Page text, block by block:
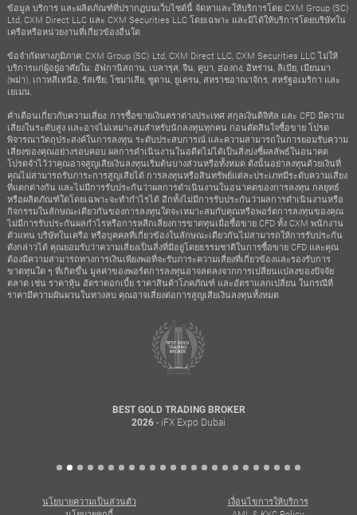
ข้อมูล บริการ และผลิตภัณฑ์ที่ปรากฏบนเว็บไซต์นี้ จัดหาและให้บริการโดย CXM Group (SC)
Ltd, CXM Direct LLC และ CXM Securities LLC โดยเฉพาะ และมิได้ให้บริการโดยบริษัทใน
เครือหรือหน่วยงานที่เกี่ยวข้องอื่นใด
ข้อจำกัดทางภูมิภาค: CXM Group (SC) Ltd, CXM Direct LLC, CXM Securities LLC ไม่ให้
บริการแก่ผู้อยู่อาศัยใน: อัฟกานิสถาน, เบลารุส, จีน, คูบา, ฮ่องกง, อิหร่าน, ลิเบีย, เมียนมา
(พม่า), เกาหลีเหนือ, รัสเซีย, โซมาเลีย, ซูดาน, ยูเครน, สหราชอาณาจักร, สหรัฐอเมริกา และ
เยเมน.
คำเตือนเกี่ยวกับความเสี่ยง: การซื้อขายเงินตราต่างประเทศ สกุลเงินดิจิทัล และ CFD มีความ
เสี่ยงในระดับสูง และอาจไม่เหมาะสมสำหรับนักลงทุนทุกคน ก่อนตัดสินใจซื้อขาย โปรด
พิจารณาวัตถุประสงค์ในการลงทุน ระดับประสบการณ์ และความสามารถในการยอมรับความ
เสี่ยงของคุณอย่างรอบคอบ ผลการดำเนินงานในอดีตไม่ได้เป็นสิ่งบ่งชี้ผลลัพธ์ในอนาคต
โปรดจำไว้ว่าคุณอาจสูญเสียเงินลงทุนเริ่มต้นบางส่วนหรือทั้งหมด ดังนั้นอย่าลงทุนด้วยเงินที่
คุณไม่สามารถรับภาระการสูญเสียได้ การลงทุนหรือสินทรัพย์แต่ละประเภทมีระดับความเสี่ยง
ที่แตกต่างกัน และไม่มีการรับประกันว่าผลการดำเนินงานในอนาคตของการลงทุน กลยุทธ์
หรือผลิตภัณฑ์ใดโดยเฉพาะจะทำกำไรได้ อีกทั้งไม่มีการรับประกันว่าผลการดำเนินงานหรือ
กิจกรรมในลักษณะเดียวกันของการลงทุนใดจะเหมาะสมกับคุณหรือพอร์ตการลงทุนของคุณ
ไม่มีการรับประกันผลกำไรหรือการหลีกเลี่ยงการขาดทุนเมื่อซื้อขาย CFD ทั้ง CXM พนักงาน
ตัวแทน บริษัทในเครือ หรือบุคคลที่เกี่ยวข้องในลักษณะเดียวกันไม่สามารถให้การรับประกัน
ดังกล่าวได้ คุณยอมรับว่าความเสี่ยงเป็นสิ่งที่มีอยู่โดยธรรมชาติในการซื้อขาย CFD และคุณ
ต้องมีความสามารถทางการเงินเพียงพอที่จะรับภาระความเสี่ยงที่เกี่ยวข้องและรองรับการ
ขาดทุนใด ๆ ที่เกิดขึ้น มูลค่าของพอร์ตการลงทุนอาจลดลงจากการเปลี่ยนแปลงของปัจจัย
ตลาด เช่น ราคาหุ้น อัตราดอกเบี้ย ราคาสินค้าโภคภัณฑ์ และอัตราแลกเปลี่ยน ในกรณีที่
ราคามีความผันผวนในทางลบ คุณอาจเสี่ยงต่อการสูญเสียเงินลงทุนทั้งหมด
BEST GOLD TRADING BROKER
2026 - iFX Expo Dubai
นโยบายความเป็นส่วนตัว
เงื่อนไขการให้บริการ